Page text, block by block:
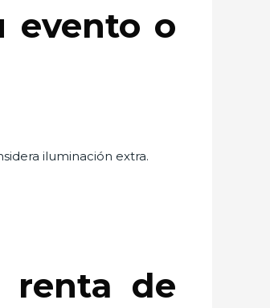
evento o
iluminación extra.
renta de